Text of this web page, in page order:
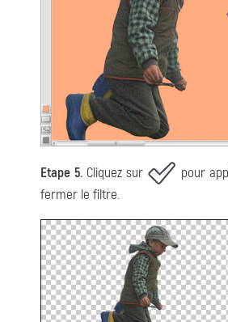
Etape 5. Cliquez sur
pour
fermer le filtre.